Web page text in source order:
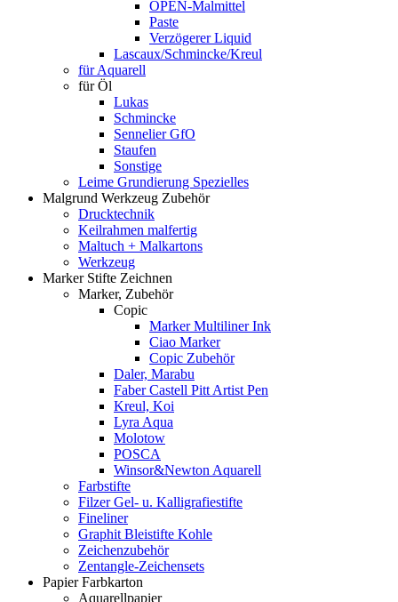
OPEN-Malmittel
Paste
Verzögerer Liquid
Lascaux/Schmincke/Kreul
für Aquarell
für Öl
Lukas
Schmincke
Sennelier GfO
Staufen
Sonstige
Leime Grundierung Spezielles
Malgrund Werkzeug Zubehör
Drucktechnik
Keilrahmen malfertig
Maltuch + Malkartons
Werkzeug
Marker Stifte Zeichnen
Marker, Zubehör
Copic
Marker Multiliner Ink
Ciao Marker
Copic Zubehör
Daler, Marabu
Faber Castell Pitt Artist Pen
Kreul, Koi
Lyra Aqua
Molotow
POSCA
Winsor&Newton Aquarell
Farbstifte
Filzer Gel- u. Kalligrafiestifte
Fineliner
Graphit Bleistifte Kohle
Zeichenzubehör
Zentangle-Zeichensets
Papier Farbkarton
Aquarellpapier